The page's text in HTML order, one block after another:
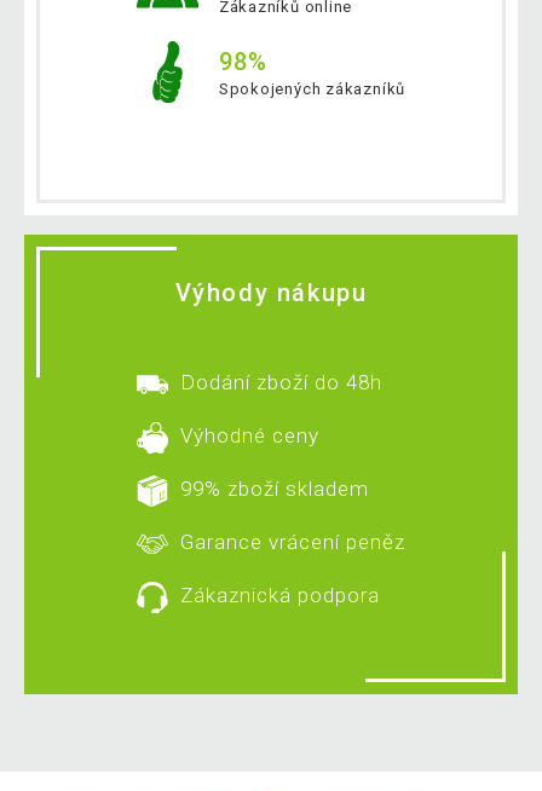
Zákazníků online
98%
Spokojených zákazníků
Výhody nákupu
Dodání zboží do 48h
Výhodné ceny
99% zboží skladem
Garance vrácení peněz
Zákaznická podpora